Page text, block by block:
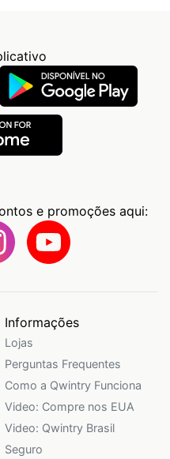
e promoções aqui:
Informações
Lojas
Perguntas Frequentes
Como a Qwintry Funciona
Video: Compre nos EUA
Video: Qwintry Brasil
Seguro